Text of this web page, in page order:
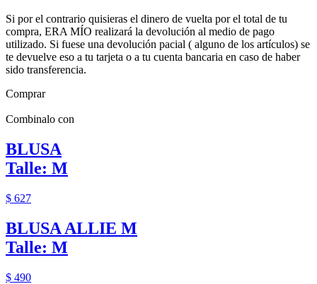
Si por el contrario quisieras el dinero de vuelta por el total de tu
compra, ERA MÍO realizará la devolución al medio de pago
utilizado. Si fuese una devolución pacial ( alguno de los artículos) se
te devuelve eso a tu tarjeta o a tu cuenta bancaria en caso de haber
sido transferencia.
Comprar
Combinalo con
BLUSA
Talle: M
$ 627
BLUSA ALLIE M
Talle: M
$ 490